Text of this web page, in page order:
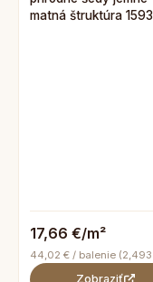
matná štruktúra
17,66 €/m²
44,02 € / balenie (2,493
Zobraziť